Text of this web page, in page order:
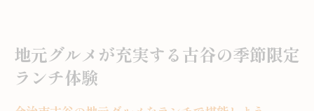
地元グルメが充実する古谷の季節限定
ランチ体験